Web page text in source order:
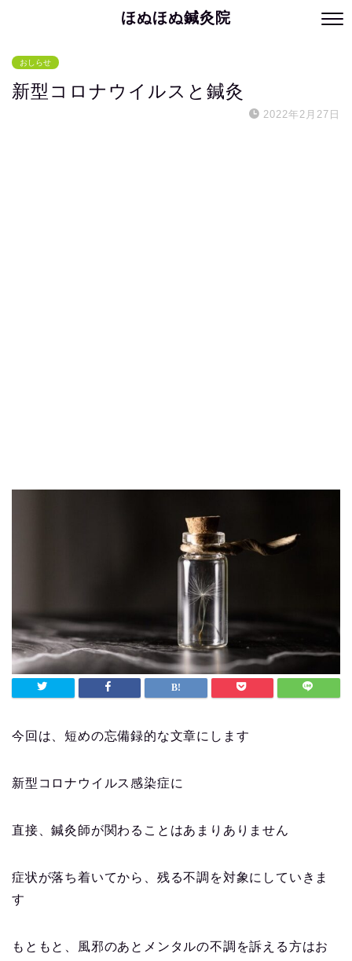
ほぬほぬ鍼灸院
おしらせ
新型コロナウイルスと鍼灸
2022年2月27日
今回は、短めの忘備録的な文章にします
新型コロナウイルス感染症に
直接、鍼灸師が関わることはあまりありません
症状が落ち着いてから、残る不調を対象にしていきま
す
もともと、風邪のあとメンタルの不調を訴える方はお